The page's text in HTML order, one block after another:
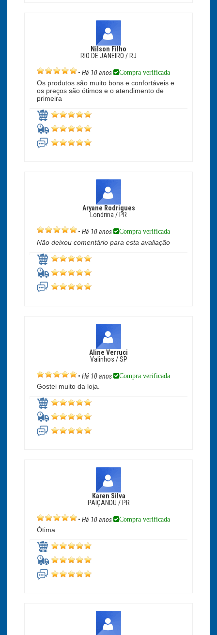
Nilson Filho
RIO DE JANEIRO / RJ
• Há 10 anos Compra verificada
Os produtos são muito bons e confortáveis e
os preços são ótimos e o atendimento de
primeira
Aryane Rodrigues
Londrina / PR
• Há 10 anos Compra verificada
Não deixou comentário para esta avaliação
Aline Verruci
Valinhos / SP
• Há 10 anos Compra verificada
Gostei muito da loja.
Karen Silva
PAIÇANDU / PR
• Há 10 anos Compra verificada
Ótima